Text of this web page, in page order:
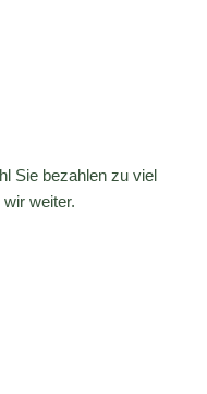
Sie bezahlen zu viel
weiter.